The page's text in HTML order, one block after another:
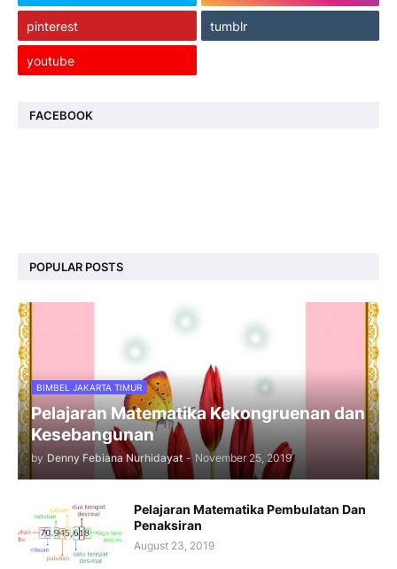
pinterest tumblr
youtube
FACEBOOK
POPULAR POSTS
BIMBEL JAKARTA TIMUR
Pelajaran Matematika Kekongruenan dan
Kesebangunan
by Denny Febiana Nurhidayat - November 25, 2019
Pelajaran Matematika Pembulatan Dan
Penaksiran
August 23, 2019